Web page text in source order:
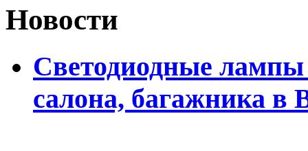
Новости
Светодиодные лампы
салона, багажника в